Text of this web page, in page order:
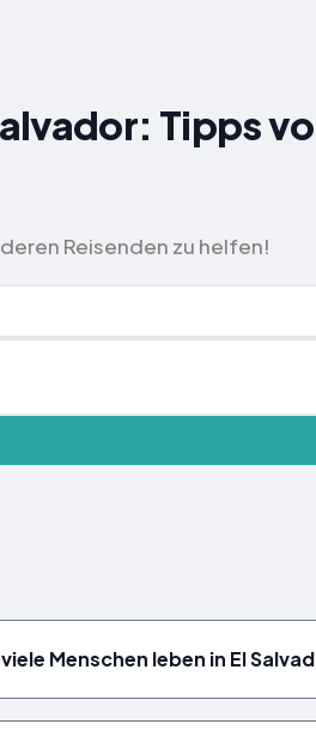
Tipps
Reisenden zu helfen!
Menschen leben in El